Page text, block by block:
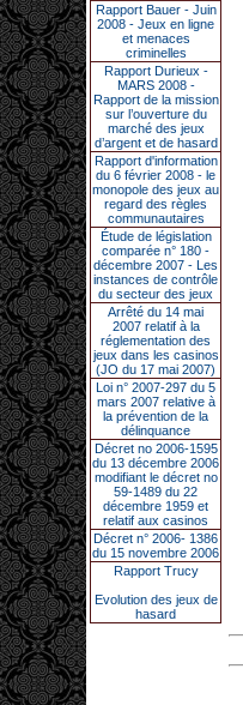
Rapport Bauer - Juin
2008 - Jeux en ligne
et menaces
criminelles
Rapport Durieux -
MARS 2008 -
Rapport de la mission
sur l’ouverture du
marché des jeux
d’argent et de hasard
Rapport d'information
du 6 février 2008 - le
monopole des jeux au
regard des règles
communautaires
Étude de législation
comparée n° 180 -
décembre 2007 - Les
instances de contrôle
du secteur des jeux
Arrêté du 14 mai
2007 relatif à la
réglementation des
jeux dans les casinos
(JO du 17 mai 2007)
Loi n° 2007-297 du 5
mars 2007 relative à
la prévention de la
délinquance
Décret no 2006-1595
du 13 décembre 2006
modifiant le décret no
59-1489 du 22
décembre 1959 et
relatif aux casinos
Décret n° 2006- 1386
du 15 novembre 2006
Rapport Trucy
Evolution des jeux de
hasard